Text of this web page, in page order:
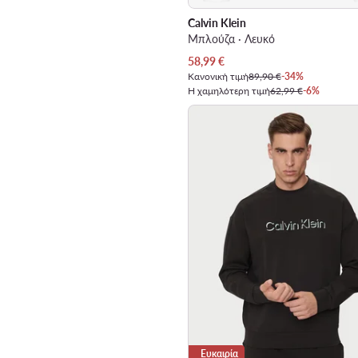
Calvin Klein
Μπλούζα · Λευκό
Τρέχουσα τιμή
58,99€
Κανονική τιμή89,90 €-34%
Η χαμηλότερη τιμή62,99 €-6%
Ευκαιρία